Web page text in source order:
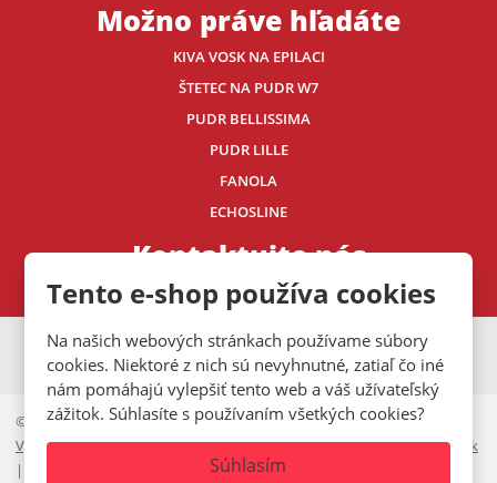
Tento e-shop používa cookies
Na našich webových stránkach používame súbory
cookies. Niektoré z nich sú nevyhnutné, zatiaľ čo iné
nám pomáhajú vylepšiť tento web a váš užívateľský
zážitok. Súhlasíte s používaním všetkých cookies?
Súhlasím
Možno práve hľadáte
KIVA VOSK NA EPILACI
ŠTETEC NA PUDR W7
PUDR BELLISSIMA
PUDR LILLE
FANOLA
ECHOSLINE
Kontaktujte nás
© 2026, Mystic.CZ s.r.o.
Vyhlásenie o prístupnosti|Ochrana osobných údajov|Mapa stránok
|
VISA MasterCard
Maestro